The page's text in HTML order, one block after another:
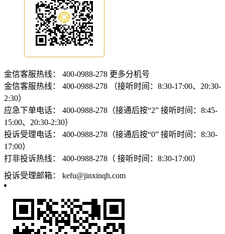
金信客服热线： 400-0988-278 更多分机号
金信客服热线：
400-0988-278 （接听时间：8:30-17:00、20:30-
2:30）
应急下单电话：
400-0988-278（接通后按“2” 接听时间：8:45-
15:00、20:30-2:30）
投诉受理电话：
400-0988-278（接通后按“0” 接听时间：8:30-
17:00）
打非投诉热线：
400-0988-278（ 接听时间：8:30-17:00）
投诉受理邮箱：
kefu@jinxinqh.com